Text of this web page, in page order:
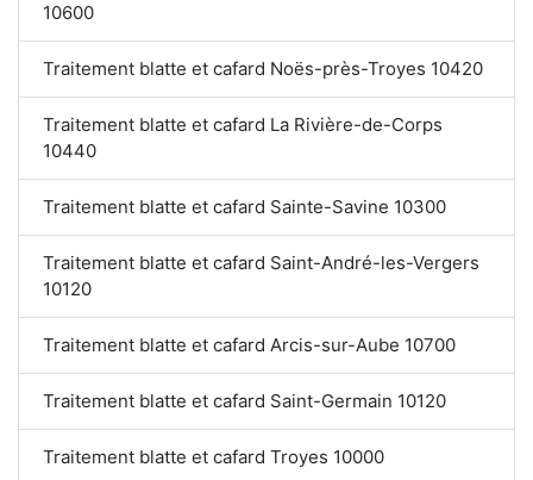
10600
Traitement blatte et cafard Noës-près-Troyes 10420
Traitement blatte et cafard La Rivière-de-Corps
10440
Traitement blatte et cafard Sainte-Savine 10300
Traitement blatte et cafard Saint-André-les-Vergers
10120
Traitement blatte et cafard Arcis-sur-Aube 10700
Traitement blatte et cafard Saint-Germain 10120
Traitement blatte et cafard Troyes 10000